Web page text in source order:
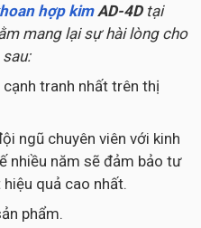
hợp kimAD-4D tại
mang lại sự hài lòng cho
tranh nhất trên thị
ngũ chuyên viên với kinh
nhiều năm sẽ đảm bảo tư
quả cao nhất.
phẩm.